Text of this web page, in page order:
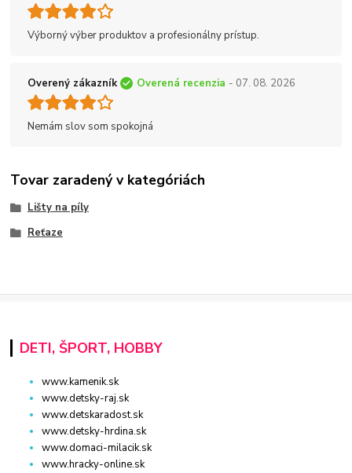
Výborný výber produktov a profesionálny prístup.
Overený zákazník Overená recenzia - 07. 08. 2026
Nemám slov som spokojná
Tovar zaradený v kategóriách
Lišty na píly
Reťaze
DETI, ŠPORT, HOBBY
www.kamenik.sk
www.detsky-raj.sk
www.detskaradost.sk
www.detsky-hrdina.sk
www.domaci-milacik.sk
www.hracky-online.sk